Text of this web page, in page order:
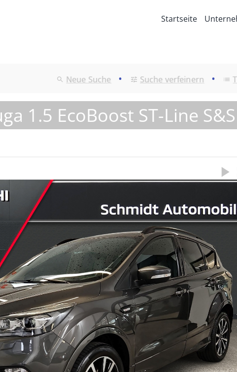
Startseite
Neue Suche • Suche verfeinern •
1.5 EcoBoost ST-Line